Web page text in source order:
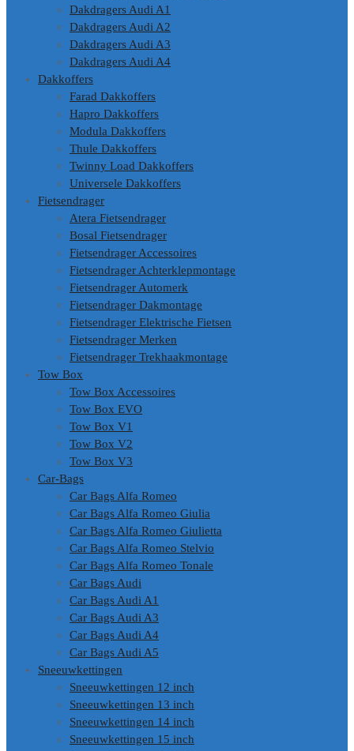
Dakdragers Audi A1
Dakdragers Audi A2
Dakdragers Audi A3
Dakdragers Audi A4
Dakkoffers
Farad Dakkoffers
Hapro Dakkoffers
Modula Dakkoffers
Thule Dakkoffers
Twinny Load Dakkoffers
Universele Dakkoffers
Fietsendrager
Atera Fietsendrager
Bosal Fietsendrager
Fietsendrager Accessoires
Fietsendrager Achterklepmontage
Fietsendrager Automerk
Fietsendrager Dakmontage
Fietsendrager Elektrische Fietsen
Fietsendrager Merken
Fietsendrager Trekhaakmontage
Tow Box
Tow Box Accessoires
Tow Box EVO
Tow Box V1
Tow Box V2
Tow Box V3
Car-Bags
Car Bags Alfa Romeo
Car Bags Alfa Romeo Giulia
Car Bags Alfa Romeo Giulietta
Car Bags Alfa Romeo Stelvio
Car Bags Alfa Romeo Tonale
Car Bags Audi
Car Bags Audi A1
Car Bags Audi A3
Car Bags Audi A4
Car Bags Audi A5
Sneeuwkettingen
Sneeuwkettingen 12 inch
Sneeuwkettingen 13 inch
Sneeuwkettingen 14 inch
Sneeuwkettingen 15 inch